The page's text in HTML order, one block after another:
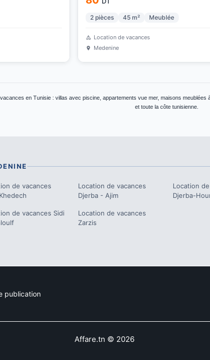
2 pièces 45m² Meublée
Location de vacances
Medenine
en Tunisie : villas avec piscine, appartements vue mer, maisons
et toute la côte tunisienne.
de vacances
Location de vacances
Djerba - Ajim
Location
Djerba-
de vacances Sidi
Location de vacances
Zarzis
publication
Affare.tn © 2026